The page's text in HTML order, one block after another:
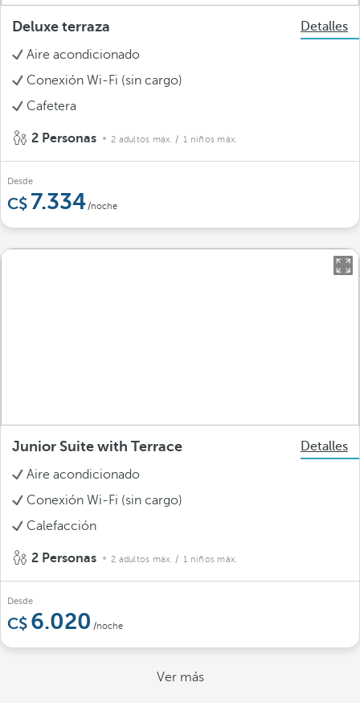
Deluxe terraza
Detalles
Aire acondicionado
Conexión Wi-Fi (sin cargo)
Cafetera
2 Personas 2 adultos máx. / 1 niños máx.
Desde
7.334/noche
Junior Suite with Terrace
Detalles
Aire acondicionado
Conexión Wi-Fi (sin cargo)
Calefacción
2 Personas 2 adultos máx. / 1 niños máx.
Desde
6.020 /noche
Ver más